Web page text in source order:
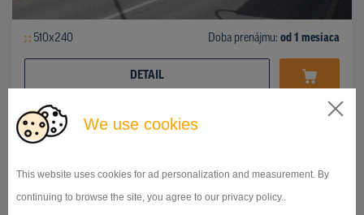
We use cookies
This website uses cookies for ad personalization and measurement. By
continuing to browse the site, you agree to our privacy policy..
510x240 Doba prenájmu: od 1 mesiaca
DETAIL
BILLBOARD